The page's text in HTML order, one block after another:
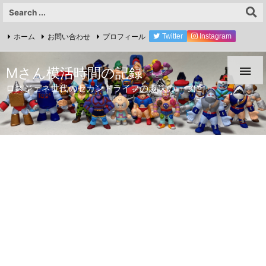

ホーム お問い合わせ プロフィール Twitter Instagram
Mさん模活時間の記録
ロスジェネ世代のセカンドライフの趣味の一つに